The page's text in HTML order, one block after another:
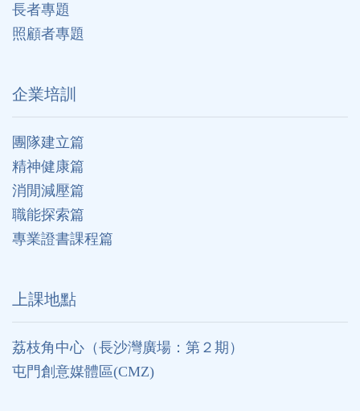
長者專題
照顧者專題
企業培訓
團隊建立篇
精神健康篇
消閒減壓篇
職能探索篇
專業證書課程篇
上課地點
荔枝角中心（長沙灣廣場：第２期）
屯門創意媒體區(CMZ)